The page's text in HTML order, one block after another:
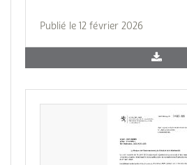
Publié le 12 février 2026